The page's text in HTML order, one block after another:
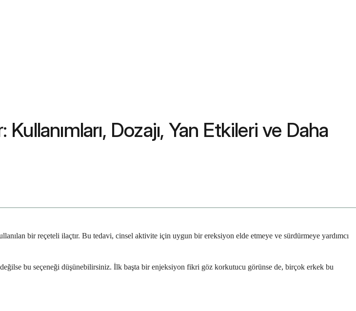
Dozajı, Yan Etkileri ve Daha
bir reçeteli ilaçtır. Bu tedavi, cinsel aktivite için uygun bir ereksiyon elde etmeye ve sürdürmeye yardımcı
bu seçeneği düşünebilirsiniz. İlk başta bir enjeksiyon fikri göz korkutucu görünse de, birçok erkek bu